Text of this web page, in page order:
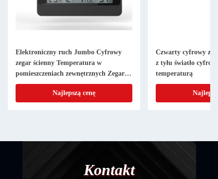
Elektroniczny ruch Jumbo Cyfrowy
zegar ścienny Temperatura w
pomieszczeniach zewnętrznych Zegar
LED
Najlepszą cenę
Czwarty cyfrowy
z tyłu światło
temperaturą
Kontakt